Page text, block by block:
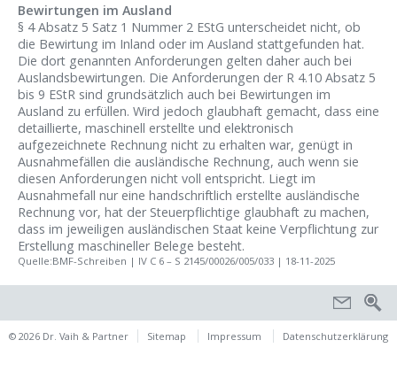
Bewirtungen im Ausland
§ 4 Absatz 5 Satz 1 Nummer 2 EStG unterscheidet nicht, ob
die Bewirtung im Inland oder im Ausland stattgefunden hat.
Die dort genannten Anforderungen gelten daher auch bei
Auslandsbewirtungen. Die Anforderungen der R 4.10 Absatz 5
bis 9 EStR sind grundsätzlich auch bei Bewirtungen im
Ausland zu erfüllen. Wird jedoch glaubhaft gemacht, dass eine
detaillierte, maschinell erstellte und elektronisch
aufgezeichnete Rechnung nicht zu erhalten war, genügt in
Ausnahmefällen die ausländische Rechnung, auch wenn sie
diesen Anforderungen nicht voll entspricht. Liegt im
Ausnahmefall nur eine handschriftlich erstellte ausländische
Rechnung vor, hat der Steuerpflichtige glaubhaft zu machen,
dass im jeweiligen ausländischen Staat keine Verpflichtung zur
Erstellung maschineller Belege besteht.
Quelle:BMF-Schreiben | IV C 6 – S 2145/00026/005/033 | 18-11-2025
© 2026 Dr. Vaih & Partner Sitemap Impressum Datenschutzerklärung